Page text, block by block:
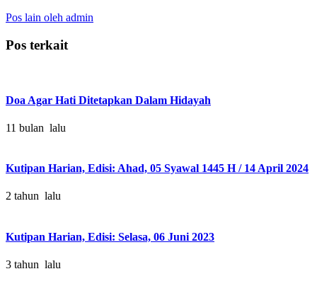
Pos lain oleh admin
Pos terkait
Doa Agar Hati Ditetapkan Dalam Hidayah
11 bulan lalu
Kutipan Harian, Edisi: Ahad, 05 Syawal 1445 H / 14 April 2024
2 tahun lalu
Kutipan Harian, Edisi: Selasa, 06 Juni 2023
3 tahun lalu